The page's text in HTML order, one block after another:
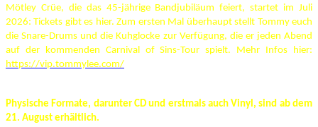
Mötley Crüe, die das 45-jährige Bandjubiläum feiert, startet im Juli
2026: Tickets gibt es hier. Zum ersten Mal überhaupt stellt Tommy euch
die Snare-Drums und die Kuhglocke zur Verfügung, die er jeden Abend
auf der kommenden Carnival of Sins-Tour spielt. Mehr Infos hier:
https://vip.tommylee.com/
Physische Formate, darunter CD und erstmals auch Vinyl, sind ab dem
21. August erhältlich.